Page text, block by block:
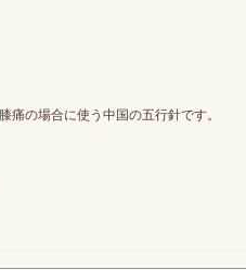
膝痛の場合に使う中国の五行針です。